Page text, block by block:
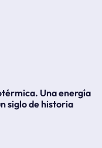
Una energía
siglo de historia